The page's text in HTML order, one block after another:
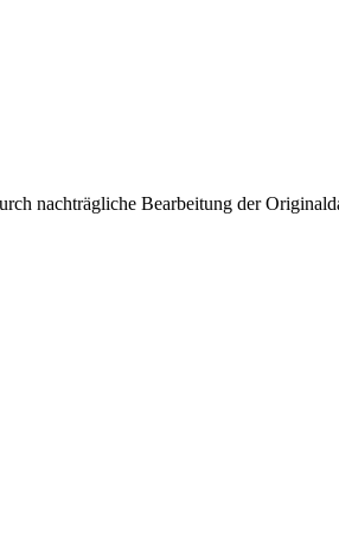
nachträgliche Bearbeitung der